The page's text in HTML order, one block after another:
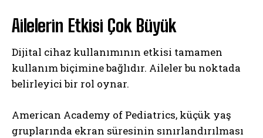
Ailelerin Etkisi Çok Büyük
Dijital cihaz kullanımının etkisi tamamen
kullanım biçimine bağlıdır. Aileler bu noktada
belirleyici bir rol oynar.
American Academy of Pediatrics, küçük yaş
gruplarında ekran süresinin sınırlandırılması